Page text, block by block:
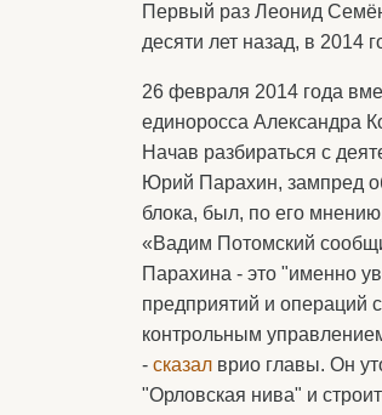
Первый раз Леонид
десяти лет назад, в 2014
26 февраля 2014 года
единоросса Александра
Начав разбираться с
Юрий Парахин, зампред
блока, был, по его
«Вадим Потомский
Парахина - это "именно
предприятий и операций
контрольным
- сказал врио главы. Он
"Орловская нива" и